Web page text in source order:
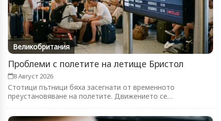
Великобритания
Проблеми с полетите на летище Бристол
8 Август 2026
Стотици пътници бяха засегнати от временното
преустановяване на полетите. Движението се